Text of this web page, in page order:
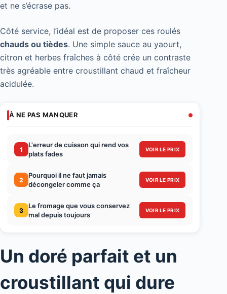
et ne s’écrase pas.
Côté service, l’idéal est de proposer ces roulés
chauds ou tièdes. Une simple sauce au yaourt,
citron et herbes fraîches à côté crée un contraste
très agréable entre croustillant chaud et fraîcheur
acidulée.
À NE PAS MANQUER
1
L'erreur de cuisson qui rend vos
plats fades
VOIR LE PRIX
2
Pourquoi il ne faut jamais
décongeler comme ça
VOIR LE PRIX
3
Le fromage que vous conservez
mal depuis toujours
VOIR LE PRIX
Un doré parfait et un
croustillant qui dure